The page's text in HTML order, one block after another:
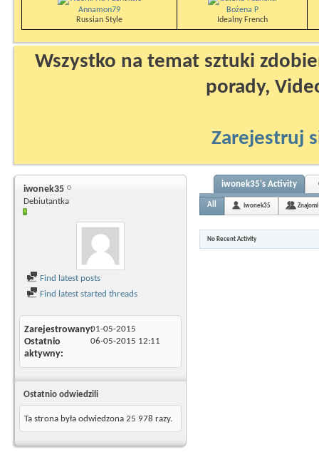
Annamon79
Russian Style
Bożena P
Idealny French
Wszystko na temat sztuki
porady,
Zarejestruj
iwonek35
Debiutantka
Find latest posts
Find latest started threads
Zarejestrowany01-05-2015
Ostatnio
aktywny
06-05-2015 12:11
Ostatnio odwiedzili
Ta strona była odwiedzona 25 978 razy.
iwonek35's Activity
All iwonek35 Znajomi
No Recent Activity